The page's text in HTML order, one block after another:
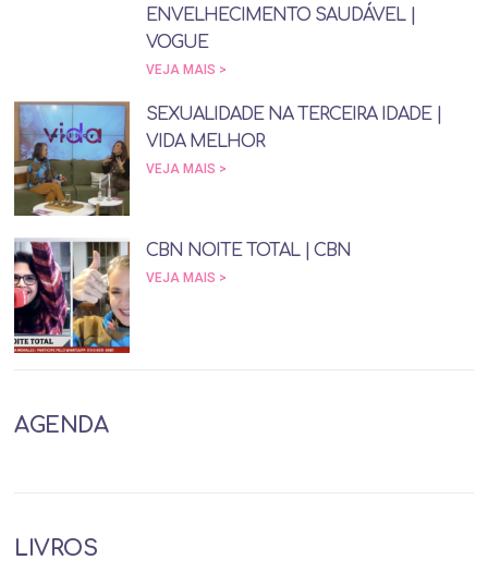
ENVELHECIMENTO SAUDÁVEL |
VOGUE
VEJA MAIS >
SEXUALIDADE NA TERCEIRA IDADE |
VIDA MELHOR
VEJA MAIS >
CBN NOITE TOTAL | CBN
VEJA MAIS >
AGENDA
LIVROS